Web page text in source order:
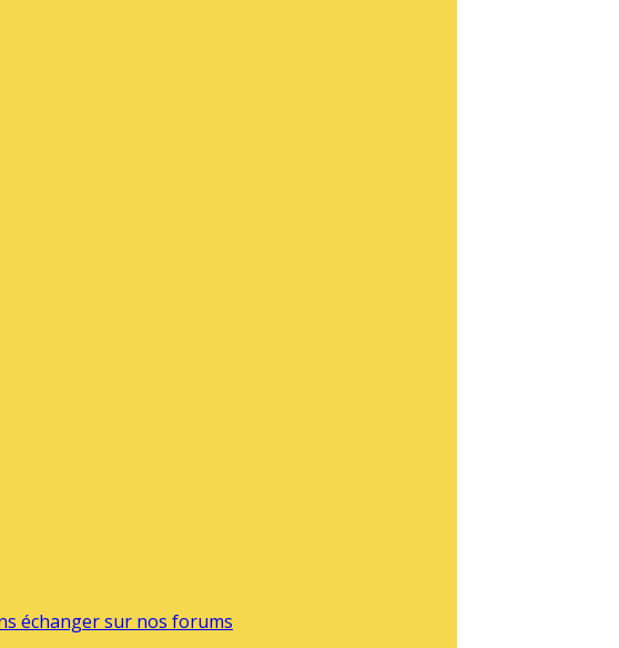
échanger sur nos forums